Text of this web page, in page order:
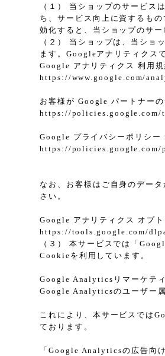
（１） 当ショップのサービ
ち、サービス向上に資するも
効化すると、当ショップのサ
（２） 当ショップは、当シ
ます。Googleアナリティクス
Google アナリティクス 利用規
https://www.google.com/
お客様が Google パートナー
https://policies.google.com/
Google プライバシーポリシー
https://policies.google.com/
なお、お客様はご自身のデー
さい。
Google アナリティクス オプト
https://tools.google.com/
（３） 本サービスでは「
Cookieを利用しています。
Google Analyticsリマーケテ
Google Analyticsのユーザー属
これにより、本サービスでは
ております。
「Google Analyticsの広告向